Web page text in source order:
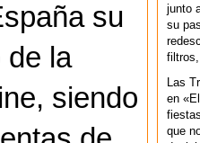
su
de la
siendo
junto
su
filtros,
Las
en
que